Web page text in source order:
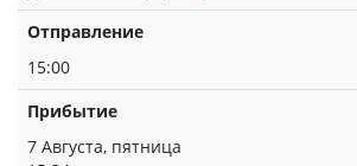
Отправление
15:00
Прибытие
7 Августа, пятница